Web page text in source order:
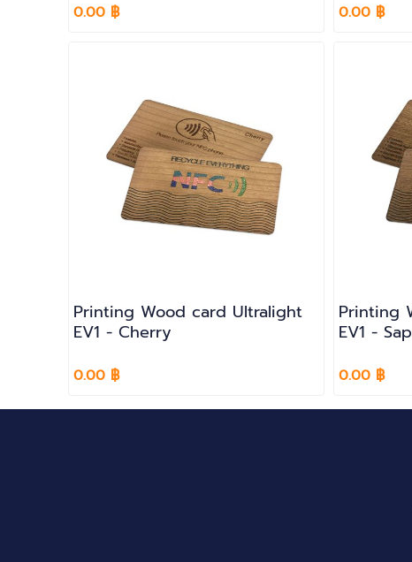
0.00 ฿ 0.00 ฿
Printing Wood card Ultralight
EV1 - Cherry
0.00 ฿
Printing
EV1 -
0.00 ฿